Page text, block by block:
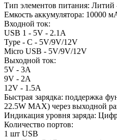
Тип элементов питания:
Емкость аккумулятора: 10000
Входной ток:
USB 1 - 5V - 2.1A
Type - C - 5V/9V/12V
Micro USB - 5V/9V/12V
Выходной ток:
5V - 3A
9V - 2A
12V - 1.5A
Быстрая зарядка: поддержка
22.5W MAX) через выходной
Индикация уровня заряда:
Количество портов:
1 шт USB